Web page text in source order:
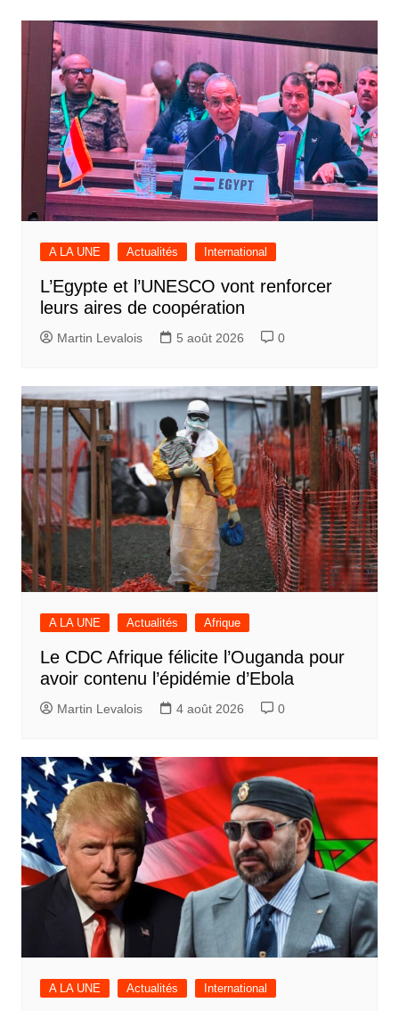
l’article
A LA UNE Actualités International
L’Egypte et l’UNESCO vont renforcer
leurs aires de coopération
Martin Levalois 5 août 2026 0
A LA UNE Actualités Afrique
Le CDC Afrique félicite l’Ouganda pour
avoir contenu l’épidémie d’Ebola
Martin Levalois 4 août 2026 0
A LA UNE Actualités International